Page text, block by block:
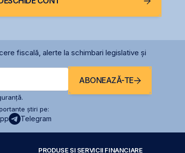
fiscală, alerte la schimbari legislative și
ABONEAZĂ-TE
știri pe:
Telegram
PRODUSE ȘI SERVICII FINANCIARE